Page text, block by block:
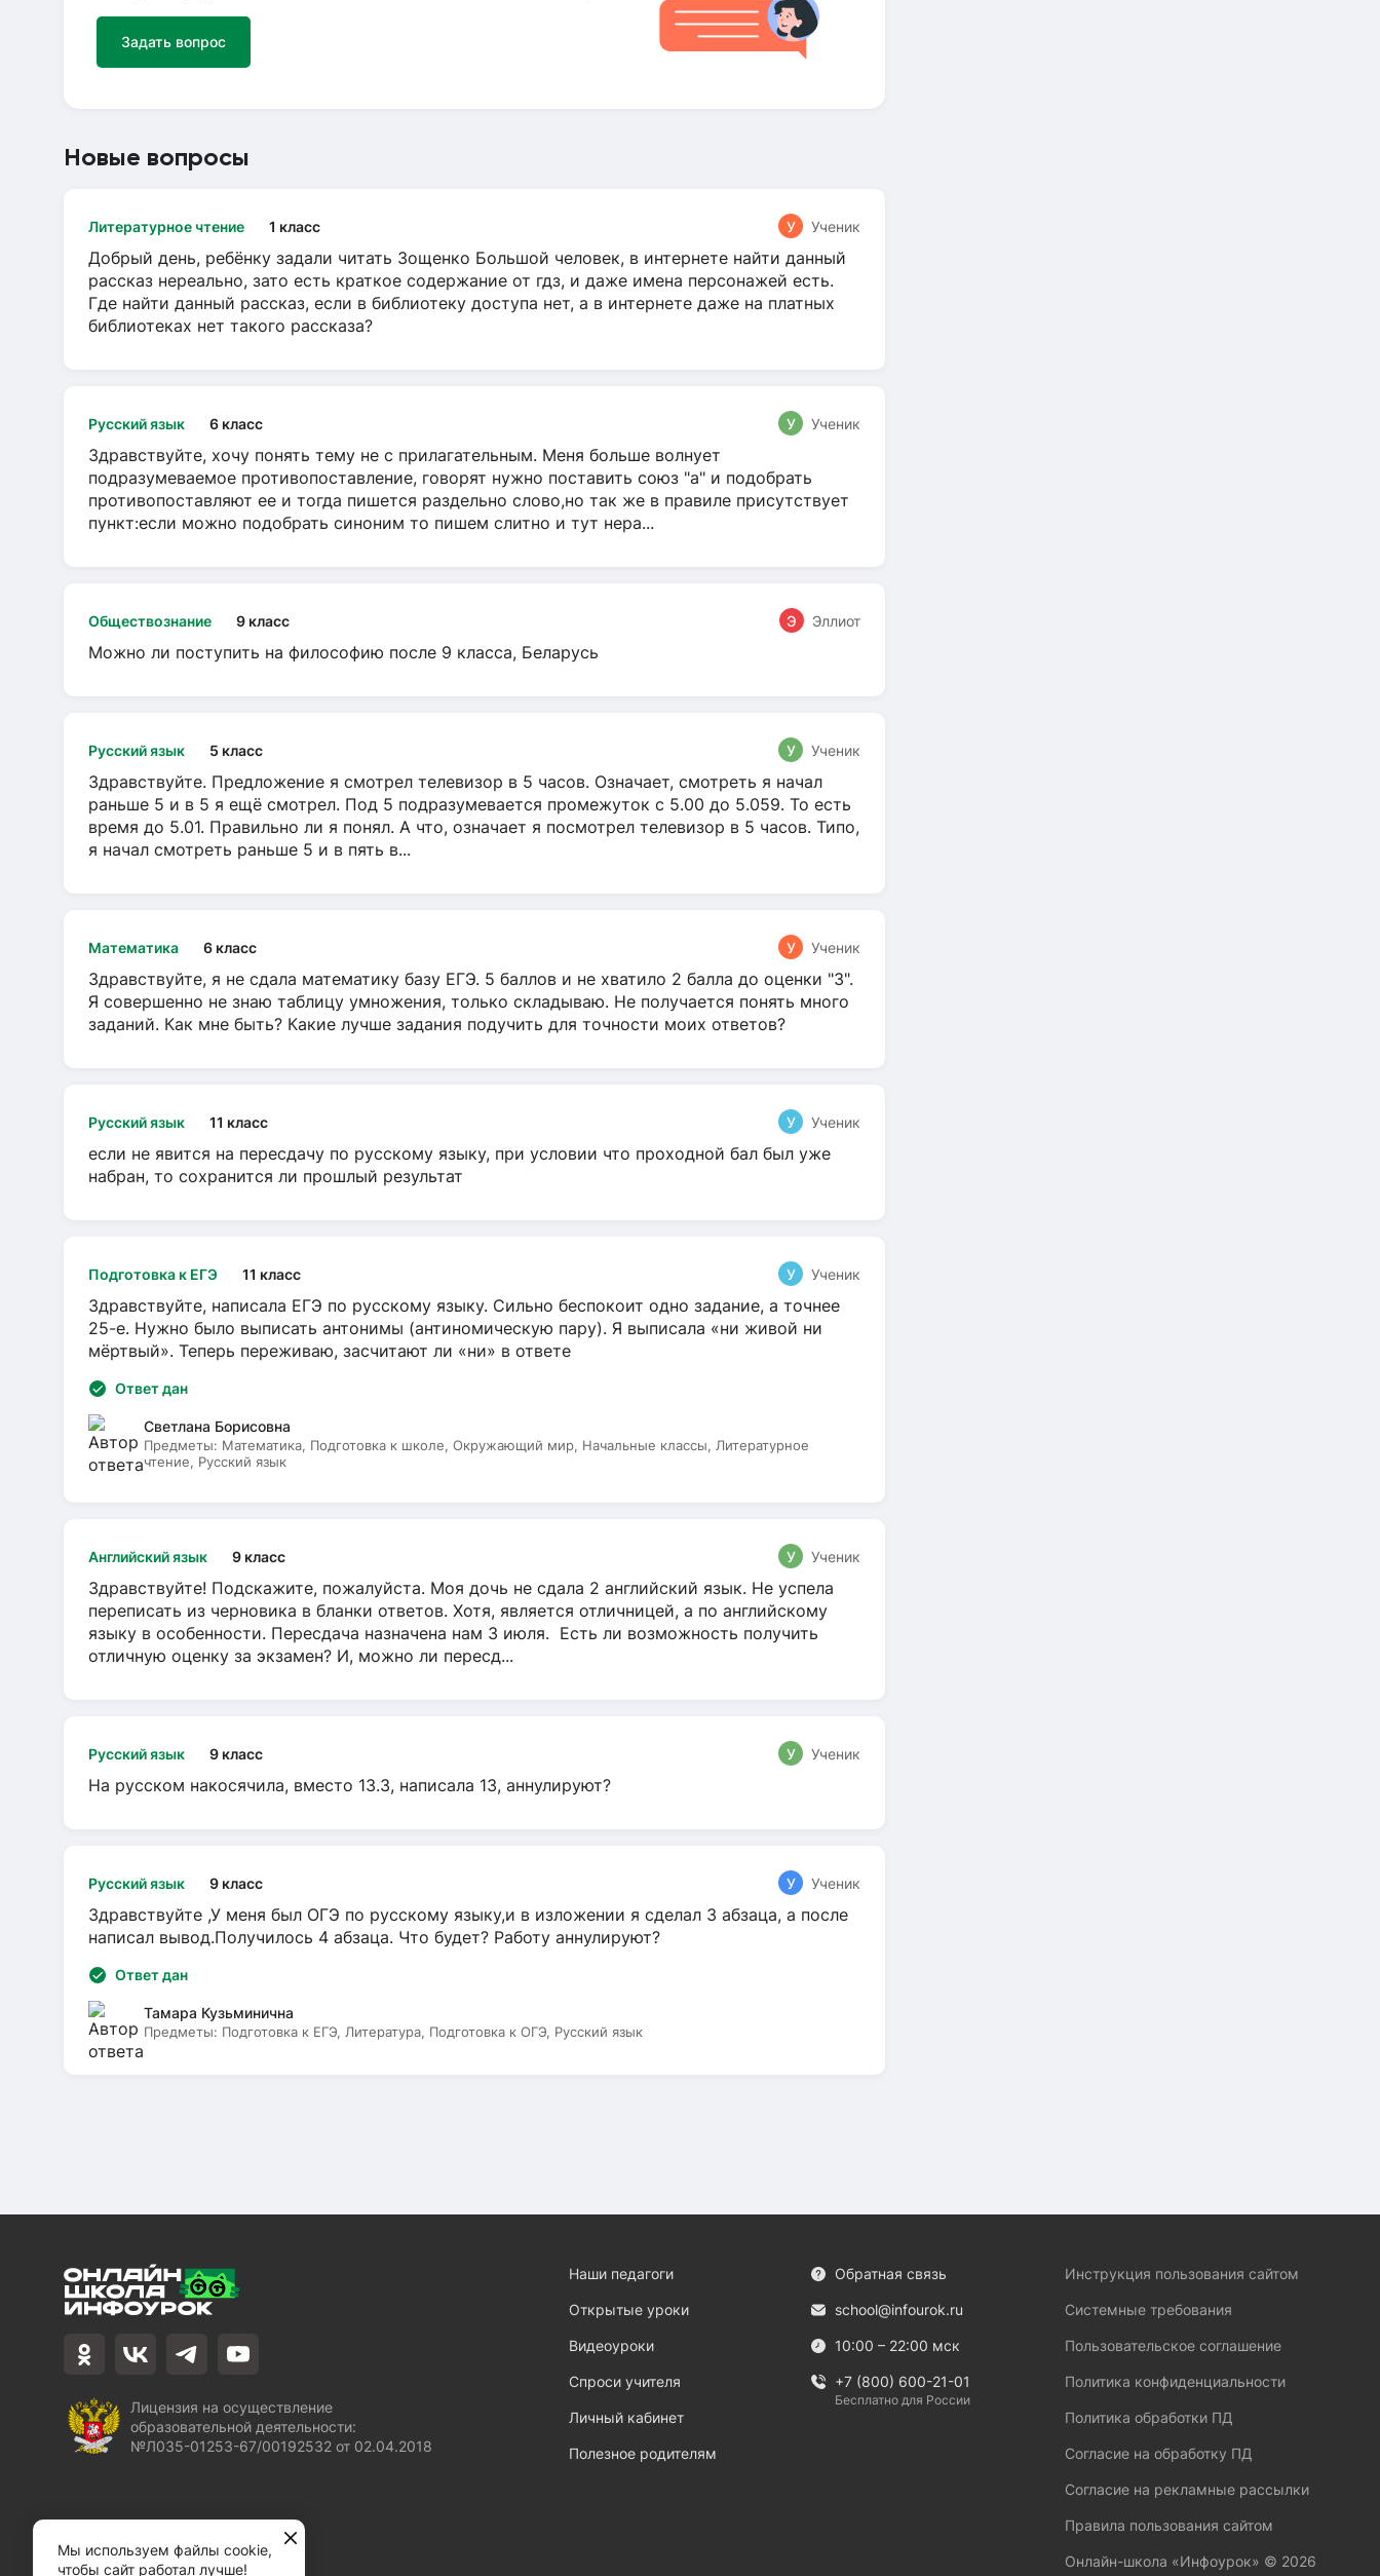
Задать вопрос
Новые вопросы
Литературное чтение 1 класс У Ученик
Добрый день, ребёнку задали читать Зощенко Большой человек, в интернете найти данный
рассказ нереально, зато есть краткое содержание от гдз, и даже имена персонажей есть.
Где найти данный рассказ, если в библиотеку доступа нет, а в интернете даже на платных
библиотеках нет такого рассказа?
Русский язык 6 класс У Ученик
Здравствуйте, хочу понять тему не с прилагательным. Меня больше волнует
подразумеваемое противопоставление, говорят нужно поставить союз "а" и подобрать
противопоставляют ее и тогда пишется раздельно слово,но так же в правиле присутствует
пункт:если можно подобрать синоним то пишем слитно и тут нера...
Обществознание 9 класс Э Эллиот
Можно ли поступить на философию после 9 класса, Беларусь
Русский язык 5 класс У Ученик
Здравствуйте. Предложение я смотрел телевизор в 5 часов. Означает, смотреть я начал
раньше 5 и в 5 я ещё смотрел. Под 5 подразумевается промежуток с 5.00 до 5.059. То есть
время до 5.01. Правильно ли я понял. А что, означает я посмотрел телевизор в 5 часов. Типо,
я начал смотреть раньше 5 и в пять в...
Математика 6 класс У Ученик
Здравствуйте, я не сдала математику базу ЕГЭ. 5 баллов и не хватило 2 балла до оценки "3".
Я совершенно не знаю таблицу умножения, только складываю. Не получается понять много
заданий. Как мне быть? Какие лучше задания подучить для точности моих ответов?
Русский язык 11 класс У Ученик
если не явится на пересдачу по русскому языку, при условии что проходной бал был уже
набран, то сохранится ли прошлый результат
Подготовка к ЕГЭ 11 класс У Ученик
Здравствуйте, написала ЕГЭ по русскому языку. Сильно беспокоит одно задание, а точнее
25-е. Нужно было выписать антонимы (антиномическую пару). Я выписала «ни живой ни
мёртвый». Теперь переживаю, засчитают ли «ни» в ответе
Ответ дан
Светлана Борисовна
Предметы: Математика, Подготовка к школе, Окружающий мир, Начальные классы, Литературное
чтение, Русский язык
Английский язык 9 класс У Ученик
Здравствуйте! Подскажите, пожалуйста. Моя дочь не сдала 2 английский язык. Не успела
переписать из черновика в бланки ответов. Хотя, является отличницей, а по английскому
языку в особенности. Пересдача назначена нам 3 июля. Есть ли возможность получить
отличную оценку за экзамен? И, можно ли пересд...
Русский язык 9 класс У Ученик
На русском накосячила, вместо 13.3, написала 13, аннулируют?
Русский язык 9 класс У Ученик
Здравствуйте ,У меня был ОГЭ по русскому языку,и в изложении я сделал 3 абзаца, а после
написал вывод.Получилось 4 абзаца. Что будет? Работу аннулируют?
Ответ дан
Тамара Кузьминична
Предметы: Подготовка к ЕГЭ, Литература, Подготовка к ОГЭ, Русский язык
Лицензия на осуществление
образовательной деятельности:
№Л035-01253-67/00192532 от 02.04.2018
Наши педагоги
Открытые уроки
Видеоуроки
Спроси учителя
Личный кабинет
Полезное родителям
Обратная связь
school@infourok.ru
10:00 – 22:00 мск
+7 (800) 600-21-01
Бесплатно для России
Инструкция пользования сайтом
Системные требования
Пользовательское соглашение
Политика конфиденциальности
Политика обработки ПД
Согласие на обработку ПД
Согласие на рекламные рассылки
Правила пользования сайтом
Онлайн-школа «Инфоурок» © 2026
Мы используем файлы cookie,
чтобы сайт работал лучше!